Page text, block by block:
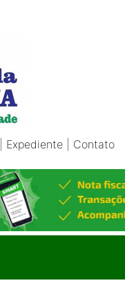
Expediente Contato